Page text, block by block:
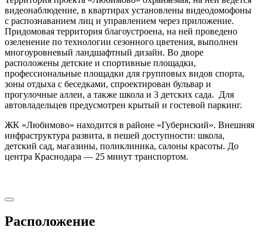
видеонаблюдение, в квартирах установлены видеодомофоны
с распознаванием лиц и управлением через приложение.
Придомовая территория благоустроена, на ней проведено
озеленение по технологии сезонного цветения, выполнен
многоуровневый ландшафтный дизайн. Во дворе
расположены детские и спортивные площадки,
профессиональные площадки для групповых видов спорта,
зоны отдыха с беседками, спроектирован бульвар и
прогулочные аллеи, а также школа и 3 детских сада. Для
автовладельцев предусмотрен крытый и гостевой паркинг.
ЖК «Любимово» находится в районе «Губернский». Внешняя
инфраструктура развита, в пешей доступности: школа,
детский сад, магазины, поликлиника, салоны красоты. До
центра Краснодара — 25 минут транспортом.
Расположение